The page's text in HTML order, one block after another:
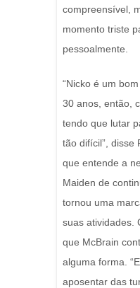
compreensível,
momento triste
pessoalmente.
“Nicko é um
30 anos, então,
tendo que lutar
tão difícil”, disse
que entende a
Maiden de
tornou uma
suas atividades.
que McBrain
alguma forma.
aposentar das